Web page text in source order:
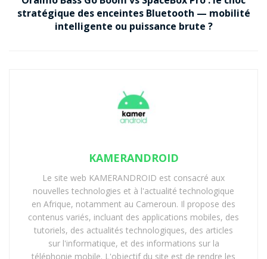
stratégique des enceintes Bluetooth — mobilité
intelligente ou puissance brute ?
KAMERANDROID
Le site web KAMERANDROID est consacré aux
nouvelles technologies et à l'actualité technologique
en Afrique, notamment au Cameroun. Il propose des
contenus variés, incluant des applications mobiles, des
tutoriels, des actualités technologiques, des articles
sur l'informatique, et des informations sur la
téléphonie mobile. L'objectif du site est de rendre les